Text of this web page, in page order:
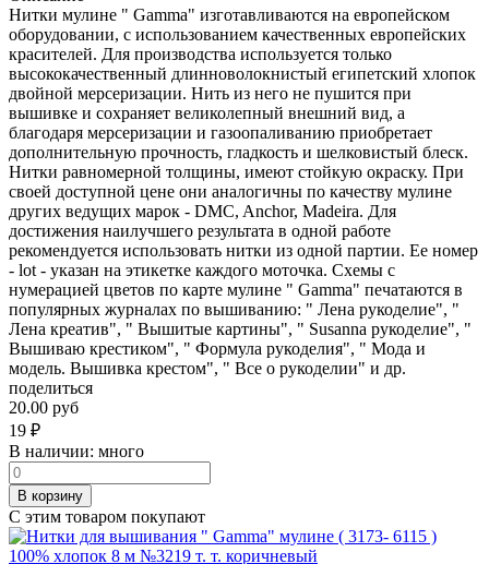
Нитки мулине " Gamma" изготавливаются на европейском
оборудовании, с использованием качественных европейских
красителей. Для производства используется только
высококачественный длинноволокнистый египетский хлопок
двойной мерсеризации. Нить из него не пушится при
вышивке и сохраняет великолепный внешний вид, а
благодаря мерсеризации и газоопаливанию приобретает
дополнительную прочность, гладкость и шелковистый блеск.
Нитки равномерной толщины, имеют стойкую окраску. При
своей доступной цене они аналогичны по качеству мулине
других ведущих марок - DMC, Anchor, Madeira. Для
достижения наилучшего результата в одной работе
рекомендуется использовать нитки из одной партии. Ее номер
- lot - указан на этикетке каждого моточка. Схемы с
нумерацией цветов по карте мулине " Gamma" печатаются в
популярных журналах по вышиванию: " Лена рукоделие", "
Лена креатив", " Вышитые картины", " Susanna рукоделие", "
Вышиваю крестиком", " Формула рукоделия", " Мода и
модель. Вышивка крестом", " Все о рукоделии" и др.
поделиться
20.00 руб
19 ₽
В наличии: много
В корзину
С этим товаром покупают